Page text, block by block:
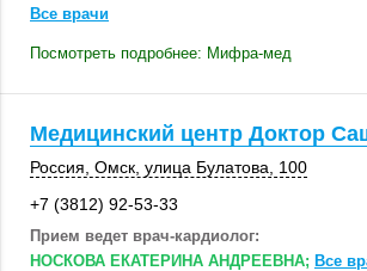
Все врачи
Посмотреть подробнее: Мифра-мед
Медицинский центр Доктор
Россия Омск улица Булатова
100
+7 (3812) 92-53-33
Прием ведет врач-кардиолог:
НОСКОВА ЕКАТЕРИНА АНДРЕЕВНА; Все